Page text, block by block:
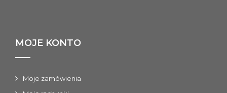
MOJE KONTO
Moje zamówienia